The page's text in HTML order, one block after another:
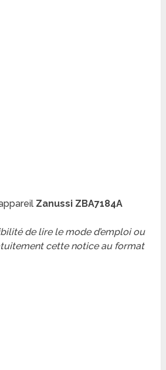
Zanussi ZBA7184A
de lire le mode d’emploi ou
cette notice au format